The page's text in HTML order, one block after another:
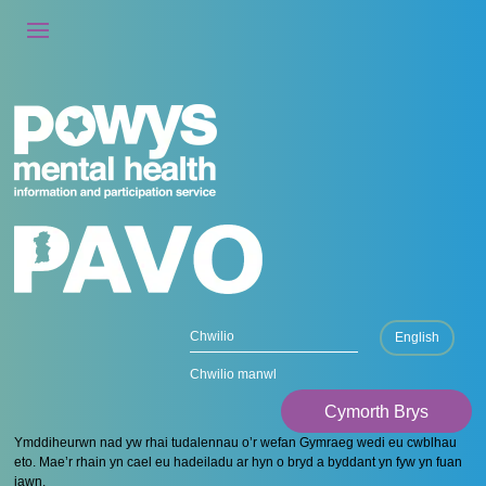
Chwilio manwl
English
Cymorth Brys
Ymddiheurwn nad yw rhai tudalennau o’r wefan Gymraeg wedi eu cwblhau
eto. Mae’r rhain yn cael eu hadeiladu ar hyn o bryd a byddant yn fyw yn fuan
iawn.